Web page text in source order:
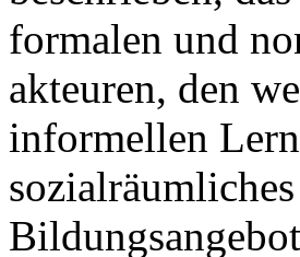
formalen und
akteuren, den
informellen